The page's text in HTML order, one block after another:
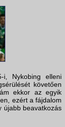
Nykobing elleni
követően
ekkor az egyik
ezért a fájdalom
újabb beavatkozás